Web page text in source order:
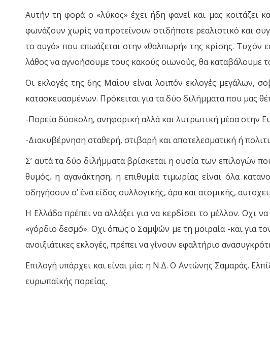
Αυτήν τη φορά ο «λύκος» έχει ήδη φανεί και μας κοιτάζει
φωνάζουν χωρίς να προτείνουν οτιδήποτε ρεαλιστικό και
το αυγό» που επωάζεται στην «θαλπωρή» της κρίσης. Τυχόν
λάθος να αγνοήσουμε τους κακούς οιωνούς, θα καταβάλουμε
Οι εκλογές της 6ης Μαΐου είναι λοιπόν εκλογές μεγάλων,
κατασκευασμένων. Πρόκειται για τα δύο διλήμματα που μας
-Πορεία δύσκολη, ανηφορική αλλά και λυτρωτική μέσα στην
-Διακυβέρνηση σταθερή, στιβαρή και αποτελεσματική ή
Σ’ αυτά τα δύο διλήμματα βρίσκεται η ουσία των επιλογών
θυμός, η αγανάκτηση, η επιθυμία τιμωρίας είναι όλα
οδηγήσουν σ’ ένα είδος συλλογικής, άρα και ατομικής,
Η Ελλάδα πρέπει να αλλάξει για να κερδίσει το μέλλον.
«γόρδιο δεσμό». Οχι όπως ο Σαμψών με τη μοιραία -και για
ανοιξιάτικες εκλογές, πρέπει να γίνουν εφαλτήριο
Επιλογή υπάρχει και είναι μία: η Ν.Δ. Ο Αντώνης Σαμαράς.
ευρωπαϊκής πορείας.